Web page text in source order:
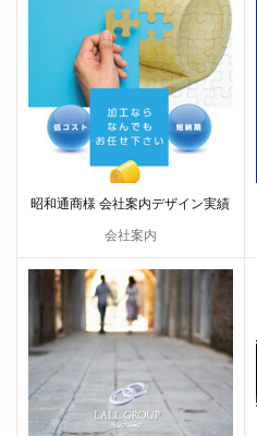
昭和通商様 会社案内デザイン実績
会社案内